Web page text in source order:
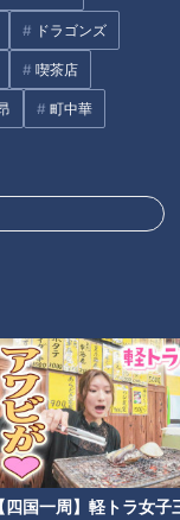
ドラゴンズ
喫茶店
町中華
四国一周】軽トラ女子
ンチンしたキャベ
けととってもお手
さが際立ちま